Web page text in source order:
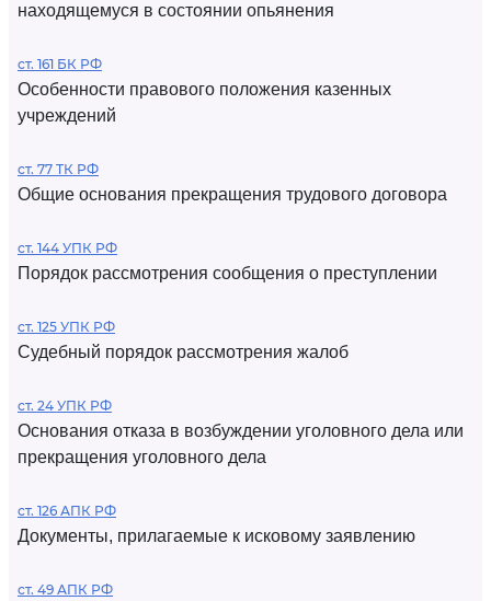
находящемуся в состоянии опьянения
ст. 161 БК РФ
Особенности правового положения казенных
учреждений
ст. 77 ТК РФ
Общие основания прекращения трудового договора
ст. 144 УПК РФ
Порядок рассмотрения сообщения о преступлении
ст. 125 УПК РФ
Судебный порядок рассмотрения жалоб
ст. 24 УПК РФ
Основания отказа в возбуждении уголовного дела или
прекращения уголовного дела
ст. 126 АПК РФ
Документы, прилагаемые к исковому заявлению
ст. 49 АПК РФ